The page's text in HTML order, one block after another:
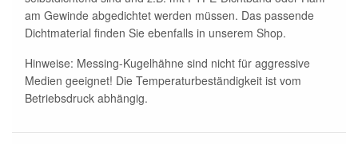
am Gewinde abgedichtet werden müssen. Das passende
Dichtmaterial finden Sie ebenfalls in unserem Shop.
Hinweise: Messing-Kugelhähne sind nicht für aggressive
Medien geeignet! Die Temperaturbeständigkeit ist vom
Betriebsdruck abhängig.